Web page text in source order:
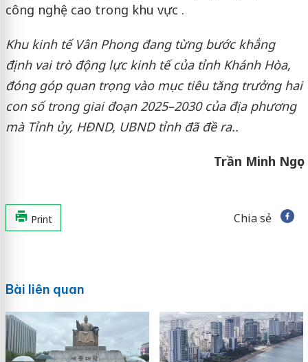
công nghệ cao trong khu vực .
Khu kinh tế Vân Phong đang từng bước khẳng
định vai trò động lực kinh tế của tỉnh Khánh Hòa,
đóng góp quan trọng vào mục tiêu tăng trưởng hai
con số trong giai đoạn 2025–2030 của địa phương
mà Tỉnh ủy, HĐND, UBND tỉnh đã đề ra..
Trần Minh Ngọc
Print Chia sẻ
Bài liên quan